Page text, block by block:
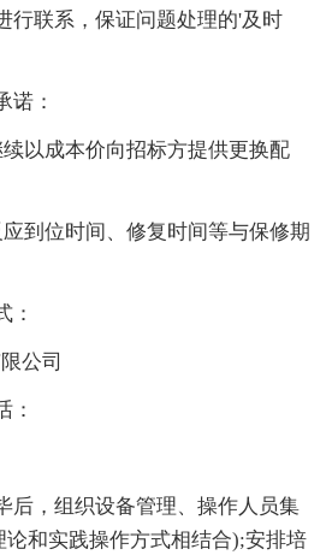
行联系，保证问题处理的'及时
诺：
以成本价向招标方提供更换配
到位时间、修复时间等与保修期
：
公司
：
后，组织设备管理、操作人员集
论和实践操作方式相结合);安排培